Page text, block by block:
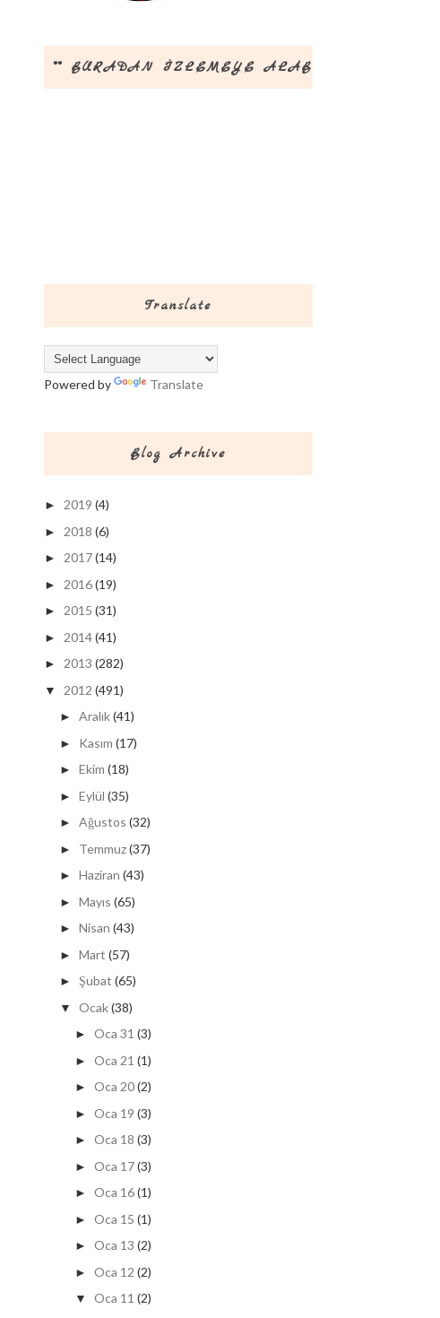
** BURADAN İZLEMEYE ALABİLİRSİNİZ **
Translate
Powered by Translate
Blog Archive
► 2019 (4)
► 2018 (6)
► 2017(14)
► 2016(19)
► 2015 (31)
► 2014(41)
► 2013 (282)
▼ 2012 (491)
► Aralık(41)
► Kasım (17)
► Ekim (18)
► Eylül (35)
► Ağustos (32)
► Temmuz(37)
► Haziran (43)
► Mayıs (65)
► Nisan (43)
► Mart (57)
► Şubat (65)
▼ Ocak(38)
► Oca 31 (3)
► Oca 21 (1)
► Oca 20 (2)
► Oca 19 (3)
► Oca 18 (3)
► Oca 17 (3)
► Oca 16 (1)
► Oca 15 (1)
► Oca 13 (2)
► Oca 12 (2)
▼ Oca 11 (2)